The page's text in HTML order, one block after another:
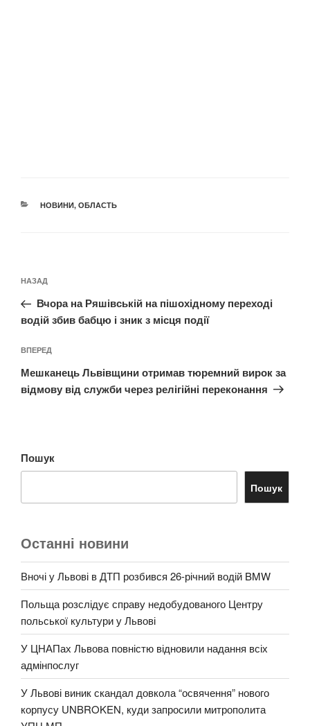
КАТЕГОРІЇ
НОВИНИ, ОБЛАСТЬ
записів
Попередній
запис:
НАЗАД
Вчора на Ряшівській на пішохідному переході
водій збив бабцю і зник з місця події
Наступний
запис
ВПЕРЕД
Мешканець Львівщини отримав тюремний вирок за
відмову від служби через релігійні переконання
Пошук
Пошук
Останні новини
Вночі у Львові в ДТП розбився 26-річний водій BMW
Польща розслідує справу недобудованого Центру
польської культури у Львові
У ЦНАПах Львова повністю відновили надання всіх
адмінпослуг
У Львові виник скандал довкола “освячення” нового
корпусу UNBROKEN, куди запросили митрополита